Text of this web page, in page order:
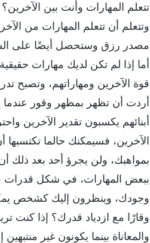
تتعلم المهارات وأنت بين
وتتعلم أن تتعلم المهارات من
مصدر رزق وستحصل أيضًا على
أما إذا لم تكن لديك مهارات
قوة الآخرين ومهاراتهم، وتصبح
أردت أن تظهر بمظهر وقور عندما
أبنائهم يكسبون تقدير الآخرين
الآخرين، فسيمكنك حالما تكتسبها
بمواهبك، ولن يجرؤ أحد بعد ذلك
ببعض المهارات، في شكل قدرات
وجودك، وينظرون إليك كشخص
وقارًا مع ازدياد قدرك؟ إذا كنت
والمعاناة بينما يكونون غير